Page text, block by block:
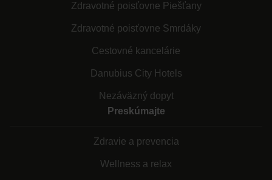
Zdravotné poisťovne Piešťany
Zdravotné poisťovne Smrdáky
Cestovné kancelárie
Danubius City Hotels
Nezáväzný dopyt
Preskúmajte
Zdravie a prevencia
Wellness a relax